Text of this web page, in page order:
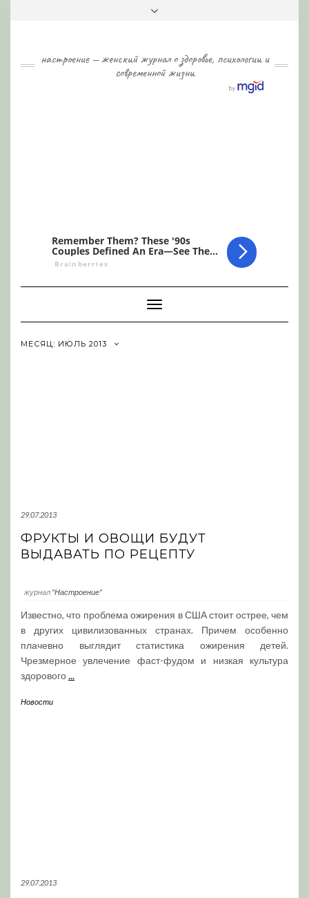
настроение — женский журнал о здоровье, психологии и
современной жизни
Toggle
Navigation
МЕСЯЦ: ИЮЛЬ 2013
29.07.2013
ФРУКТЫ И ОВОЩИ БУДУТ
ВЫДАВАТЬ ПО РЕЦЕПТУ
журнал "Настроение"
Известно, что проблема ожирения в США стоит острее, чем
в других цивилизованных странах. Причем особенно
плачевно выглядит статистика ожирения детей.
Чрезмерное увлечение фаст-фудом и низкая культура
здорового...
Новости
29.07.2013